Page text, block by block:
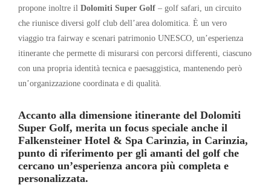
propone inoltre il Dolomiti Super Golf – golf safari, un circuito
che riunisce diversi golf club dell’area dolomitica. È un vero
viaggio tra fairway e scenari patrimonio UNESCO, un’esperienza
itinerante che permette di misurarsi con percorsi differenti, ciascuno
con una propria identità tecnica e paesaggistica, mantenendo però
un’organizzazione coordinata e di qualità.
Accanto alla dimensione itinerante del Dolomiti
Super Golf, merita un focus speciale anche il
Falkensteiner Hotel & Spa Carinzia, in Carinzia,
punto di riferimento per gli amanti del golf che
cercano un’esperienza ancora più completa e
personalizzata.